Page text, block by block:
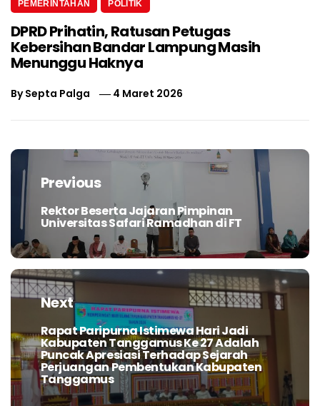
PEMERINTAHAN POLITIK
DPRD Prihatin, Ratusan Petugas
Kebersihan Bandar Lampung Masih
Menunggu Haknya
BySepta Palga 4 Maret 2026
Navigasi
posPrevious
Previous
post:
Rektor Beserta Jajaran Pimpinan
Universitas Safari Ramadhan di FT
Next
Next
post:
Rapat Paripurna Istimewa Hari Jadi
Kabupaten Tanggamus Ke 27 Adalah
Puncak Apresiasi Terhadap Sejarah
Perjuangan Pembentukan Kabupaten
Tanggamus